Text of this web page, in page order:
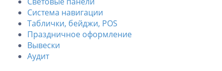
Система навигации
Таблички, бейджи, POS
Праздничное оформление
Вывески
Аудит